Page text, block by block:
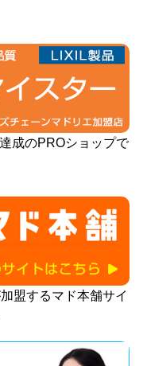
成のPROショップで
盟するマド本舗サイ